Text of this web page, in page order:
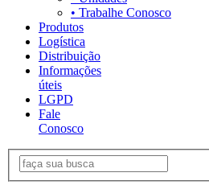
• Trabalhe Conosco
Produtos
Logística
Distribuição
Informações
úteis
LGPD
Fale
Conosco